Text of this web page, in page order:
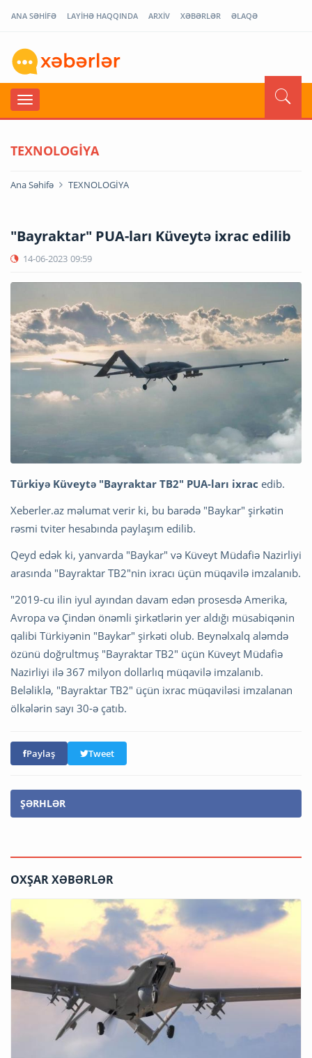
ANA SƏHİFƏ LAYİHƏ HAQQINDA ARXİV XƏBƏRLƏR ƏLAQƏ
TEXNOLOGİYA
Ana Səhifə TEXNOLOGİYA
"Bayraktar" PUA-ları Küveytə ixrac edilib
14-06-2023 09:59
Türkiyə Küveytə "Bayraktar TB2" PUA-ları ixrac edib.
Xeberler.az məlumat verir ki, bu barədə "Baykar" şirkətin
rəsmi tviter hesabında paylaşım edilib.
Qeyd edək ki, yanvarda "Baykar" və Küveyt Müdafiə Nazirliyi
arasında "Bayraktar TB2"nin ixracı üçün müqavilə imzalanıb.
"2019-cu ilin iyul ayından davam edən prosesdə Amerika,
Avropa və Çindən önəmli şirkətlərin yer aldığı müsabiqənin
qalibi Türkiyənin "Baykar" şirkəti olub. Beynəlxalq aləmdə
özünü doğrultmuş "Bayraktar TB2" üçün Küveyt Müdafiə
Nazirliyi ilə 367 milyon dollarlıq müqavilə imzalanıb.
Beləliklə, "Bayraktar TB2" üçün ixrac müqaviləsi imzalanan
ölkələrin sayı 30-ə çatıb.
Paylaş Tweet
ŞƏRHLƏR
OXŞAR XƏBƏRLƏR